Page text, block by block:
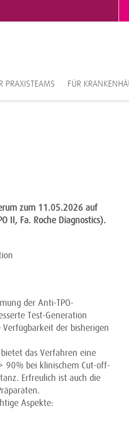
PRAXISTEAMS FÜR
zum 11.05.2026 auf
II, Fa. Roche Diagnostics).
der Anti-TPO-
Test-Generation
Verfügbarkeit der bisherigen
das Verfahren eine
90% bei klinischem Cut-off-
Erfreulich ist auch die
Aspekte: